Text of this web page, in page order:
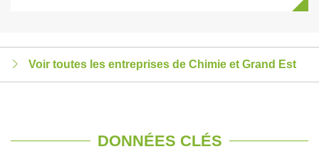
Voir toutes les entreprises de Chimie et Grand Est
DONNÉES CLÉS